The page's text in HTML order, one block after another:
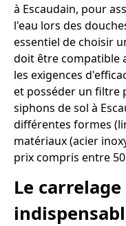
à Escaudain, pour
l'eau lors des
essentiel de choisir
doit être compatible
les exigences
et posséder un filtre
siphons de sol à
différentes formes
matériaux (acier
prix compris entre
Le